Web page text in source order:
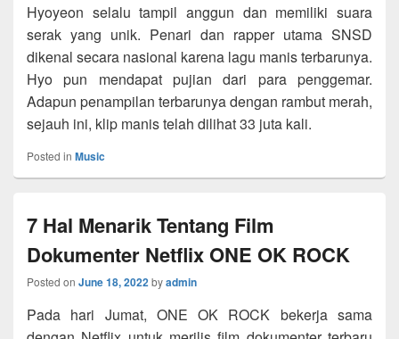
Hyoyeon selalu tampil anggun dan memiliki suara
serak yang unik. Penari dan rapper utama SNSD
dikenal secara nasional karena lagu manis terbarunya.
Hyo pun mendapat pujian dari para penggemar.
Adapun penampilan terbarunya dengan rambut merah,
sejauh ini, klip manis telah dilihat 33 juta kali.
Posted in Music
7 Hal Menarik Tentang Film
Dokumenter Netflix ONE OK ROCK
Posted on June 18, 2022byadmin
Pada hari Jumat, ONE OK ROCK bekerja sama